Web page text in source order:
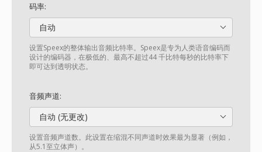
码率:
自动
设置Speex的整体输出音频比特率。Speex是专为人类语音编码而
设计的编码器，在极低的、最高不超过44 千比特每秒的比特率下
即可达到透明状态。
音频声道:
自动 (无更改)
设置音频声道数。此设置在缩混不同声道时效果最为显著（例如，
从5.1至立体声）。